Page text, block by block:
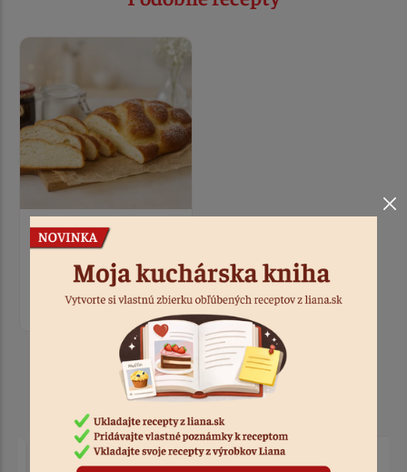
Bezlepková jemná
vianočka
1:50
Produkty k receptu